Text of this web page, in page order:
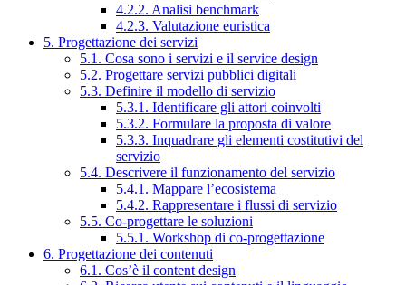
4.2.2. Analisi benchmark
4.2.3. Valutazione euristica
5. Progettazione dei servizi
5.1. Cosa sono i servizi e il service design
5.2. Progettare servizi pubblici digitali
5.3. Definire il modello di servizio
5.3.1. Identificare gli attori coinvolti
5.3.2. Formulare la proposta di valore
5.3.3. Inquadrare gli elementi costitutivi del
servizio
5.4. Descrivere il funzionamento del servizio
5.4.1. Mappare l’ecosistema
5.4.2. Rappresentare i flussi di servizio
5.5. Co-progettare le soluzioni
5.5.1. Workshop di co-progettazione
6. Progettazione dei contenuti
6.1. Cos’è il content design